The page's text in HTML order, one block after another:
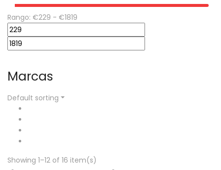
Rango: €229 - €1819
Marcas
Default sorting
Showing 1–12 of 16 item(s)